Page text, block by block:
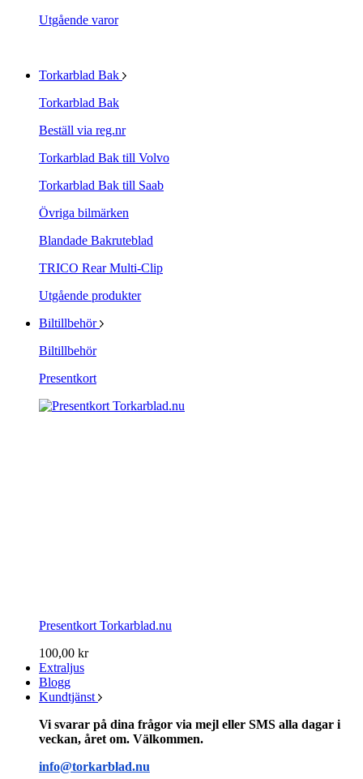
Utgående varor
Torkarblad Bak
Torkarblad Bak
Beställ via reg.nr
Torkarblad Bak till Volvo
Torkarblad Bak till Saab
Övriga bilmärken
Blandade Bakruteblad
TRICO Rear Multi-Clip
Utgående produkter
Biltillbehör
Biltillbehör
Presentkort
Presentkort Torkarblad.nu
100,00 kr
Extraljus
Blogg
Kundtjänst
Vi svarar på dina frågor via mejl eller SMS alla dagar i
veckan, året om. Välkommen.
info@torkarblad.nu